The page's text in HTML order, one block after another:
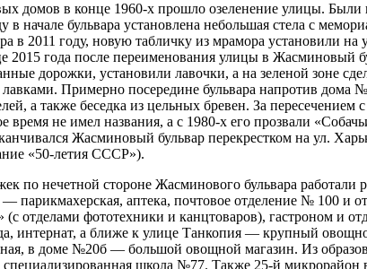
домов в конце 1960-х прошло озеленение улицы.
начале бульвара установлена небольшая стела с
в 2011 году, новую табличку из мрамора установили на
2015 года после переименования улицы в Жасминовый
дорожки, установили лавочки, а на зеленой зоне
Примерно посередине бульвара напротив дома
а также беседка из цельных бревен. За
время не имел названия, а с 1980-х его прозвали
Жасминовый бульвар перекрестком на ул.
«50-летия СССР»).
по нечетной стороне Жасминового бульвара
аптека, почтовое отделение № 100 и
отделами фототехники и канцтоваров), гастроном и
интернат, а ближе к улице Танкопия — крупный
в доме №20б — большой овощной магазин. Из
школа №77. Также 25-й микрорайон